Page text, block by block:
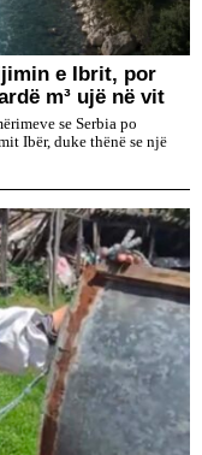
e Ibrit, por
m³ ujë në vit
se Serbia po
Ibër, duke thënë se një